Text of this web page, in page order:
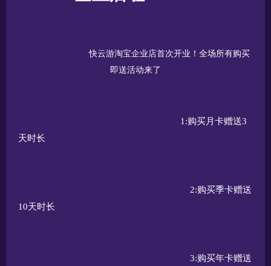
快云游淘宝企业店首次开业！全场所有购买
即送活动来了
1:购买月卡赠送3
天时长
2:购买季卡赠送
10天时长
3:购买年卡赠送